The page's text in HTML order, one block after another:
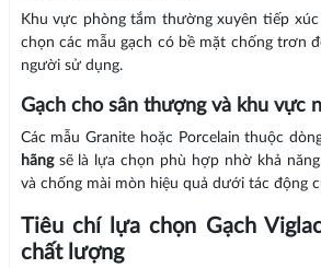
Khu vực phòng tắm thường xuyên tiếp
chọn các mẫu gạch có bề mặt chống trơn
người sử dụng.
Gạch cho sân thượng và khu vực
Các mẫu Granite hoặc Porcelain thuộc
hãngsẽ là lựa chọn phù hợp nhờ khả
và chống mài mòn hiệu quả dưới tác động
Tiêu chí lựa chọn Gạch
chất lượng